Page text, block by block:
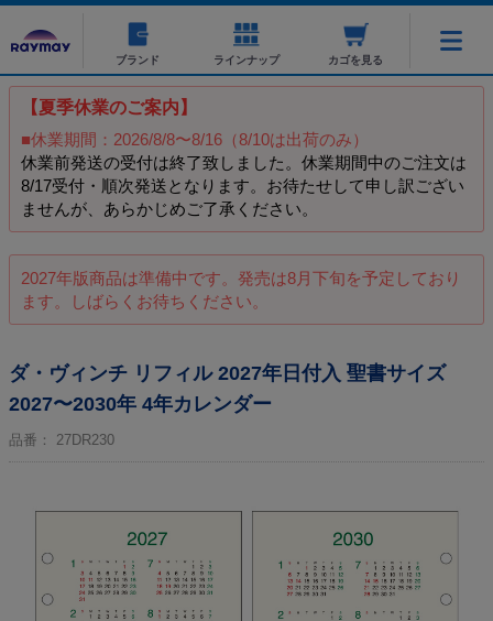
ブランド ラインナップ カゴを見る
【夏季休業のご案内】
■休業期間：2026/8/8〜8/16（8/10は出荷のみ）
休業前発送の受付は終了致しました。休業期間中のご注文は
8/17受付・順次発送となります。お待たせして申し訳ござい
ませんが、あらかじめご了承ください。
2027年版商品は準備中です。発売は8月下旬を予定しており
ます。しばらくお待ちください。
ダ・ヴィンチ リフィル 2027年日付入 聖書サイズ
2027〜2030年 4年カレンダー
品番： 27DR230